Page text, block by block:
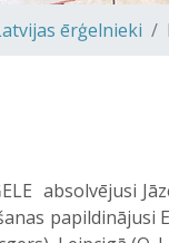
ērģelnieki
absolvējusi